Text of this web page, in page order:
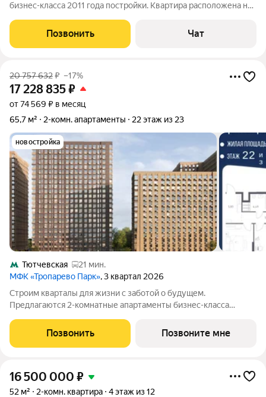
бизнес-класса 2011 года постройки. Квартира расположена на
с высотой в 2 этажа. Уютная,светлая квартира с качественным
ремонтом и хорошими
Позвонить Чат
20 757 632₽ –17%
17 228 835₽
от 74 569 ₽ в месяц
65,7 м²
2-комн. апартаменты 22 этаж из 23
новостройка
Тютчевская
21 мин.
МФК «Тропарево Парк», 3 квартал 2026
Строим кварталы для жизни с заботой о будущем.
Предлагаются 2-комнатные апартаменты бизнес-класса
этаже, в жилом комплексе "Тропарево Парк".Проект строится
полностью с отделкой, которая
Позвонить Позвоните мне
16 500 000 ₽
52 м² 2-комн. квартира 4 этаж из 12